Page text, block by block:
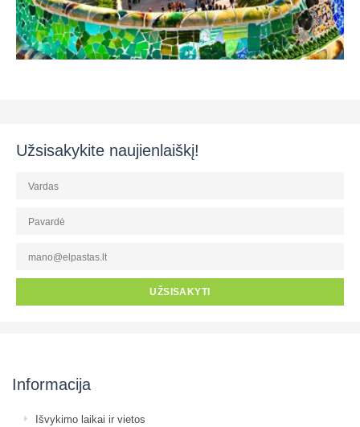
Užsisakykite naujienlaiškį!
UŽSISAKYTI
Informacija
Išvykimo laikai ir vietos